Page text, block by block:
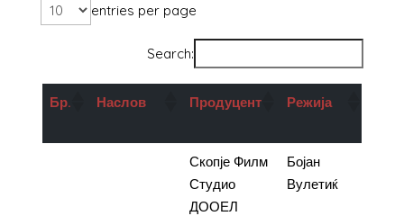
entries per page
Search:
Бр. Наслов Продуцент Режија
Скопје Филм
Студио
ДООЕЛ
Бојан
Вулетиќ